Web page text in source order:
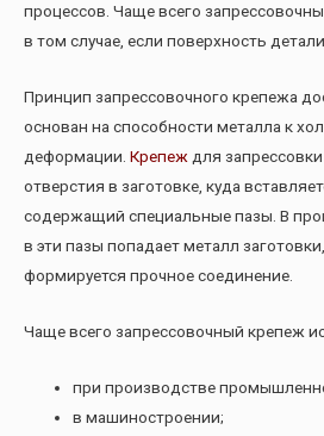
процессов. Чаще всего
в том случае, если поверхность
Принцип запрессовочного крепежа
основан на способности металла к
деформации. Крепеждля
отверстия в заготовке, куда
содержащий специальные пазы. В
в эти пазы попадает металл
формируется прочное соединение.
Чаще всего запрессовочный крепеж
при производстве
в машиностроении;